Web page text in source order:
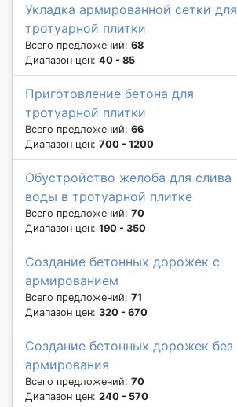
Укладка армированной сетки для
тротуарной плитки
Всего предложений: 68
Диапазон цен: 40 - 85
Приготовление бетона для
тротуарной плитки
Всего предложений: 66
Диапазон цен: 700 - 1200
Обустройство желоба для слива
воды в тротуарной плитке
Всего предложений: 70
Диапазон цен: 190 - 350
Создание бетонных дорожек с
армированием
Всего предложений: 71
Диапазон цен: 320 - 670
Создание бетонных дорожек без
армирования
Всего предложений: 70
Диапазон цен: 240 - 570